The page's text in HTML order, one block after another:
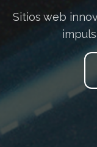
Sitios web